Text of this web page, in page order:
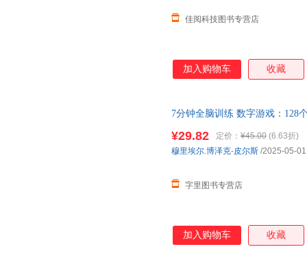
佳阅科技图书专营店
加入购物车 收藏
7分钟全脑训练 数字游戏：128
¥29.82 定价： ¥45.00 (6.63折)
字里图书专营店
穆里埃尔.博泽克-皮尔斯 /2025-05-01
加入购物车 收藏